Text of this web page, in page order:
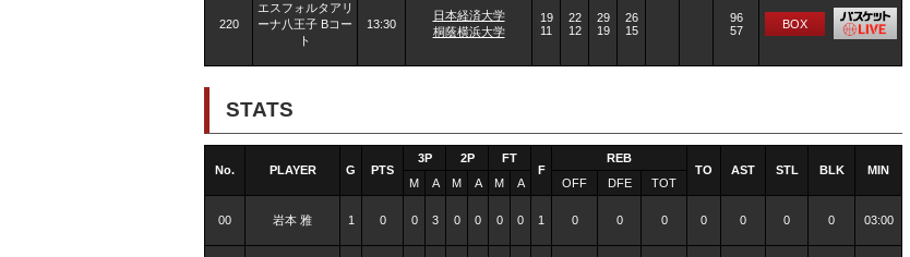
220
エスフォルタアリ
ーナ八王子 Bコー
ト
13:30
日本経済大学
桐蔭横浜大学
19
11
22
12
29
19
26
15
96
57
BOX
STATS
No. PLAYER G PTS
3P 2P
FT
F
REB
TO
AST STL BLK
MIN
M
A M A M A OFF DFE TOT
00 岩本 雅 1 0 0 3 0 0 0 0 1 0 0 0 0 0 0 0 03:00